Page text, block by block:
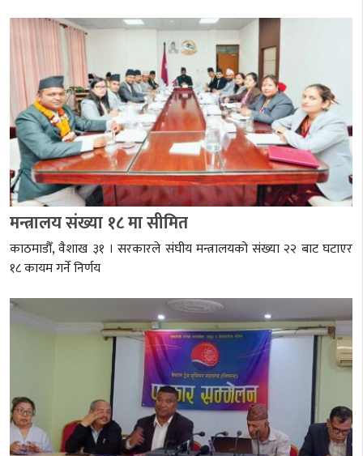
मन्त्रालय संख्या १८ मा सीमित
काठमाडौँ, वैशाख ३१ । सरकारले संघीय मन्त्रालयको संख्या २२ बाट घटाएर
१८ कायम गर्ने निर्णय